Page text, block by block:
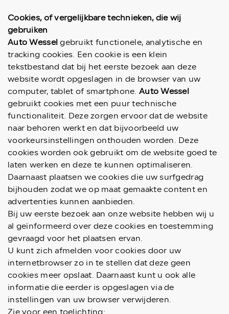
Cookies, of vergelijkbare technieken, die wij
gebruiken
Auto Wesselgebruikt functionele, analytische en
tracking cookies. Een cookie is een klein
tekstbestand dat bij het eerste bezoek aan deze
website wordt opgeslagen in de browser van uw
computer, tablet of smartphone. Auto Wessel
gebruikt cookies met een puur technische
functionaliteit. Deze zorgen ervoor dat de website
naar behoren werkt en dat bijvoorbeeld uw
voorkeursinstellingen onthouden worden. Deze
cookies worden ook gebruikt om de website goed te
laten werken en deze te kunnen optimaliseren.
Daarnaast plaatsen we cookies die uw surfgedrag
bijhouden zodat we op maat gemaakte content en
advertenties kunnen aanbieden.
Bij uw eerste bezoek aan onze website hebben wij u
al geïnformeerd over deze cookies en toestemming
gevraagd voor het plaatsen ervan.
U kunt zich afmelden voor cookies door uw
internetbrowser zo in te stellen dat deze geen
cookies meer opslaat. Daarnaast kunt u ook alle
informatie die eerder is opgeslagen via de
instellingen van uw browser verwijderen.